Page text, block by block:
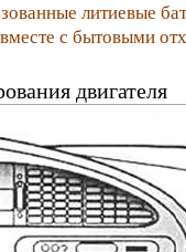
литиевые
с бытовыми
двигателя